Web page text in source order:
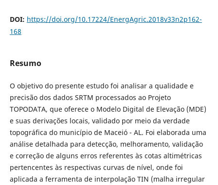
DOI: https://doi.org/10.17224/EnergAgric.2018v33n2p162-
168
Resumo
O objetivo do presente estudo foi analisar a qualidade e
precisão dos dados SRTM processados ao Projeto
TOPODATA, que oferece o Modelo Digital de Elevação (MDE)
e suas derivações locais, validado por meio da verdade
topográfica do município de Maceió - AL. Foi elaborada uma
análise detalhada para detecção, melhoramento, validação
e correção de alguns erros referentes às cotas altimétricas
pertencentes às respectivas curvas de nível, onde foi
aplicada a ferramenta de interpolação TIN (malha irregular